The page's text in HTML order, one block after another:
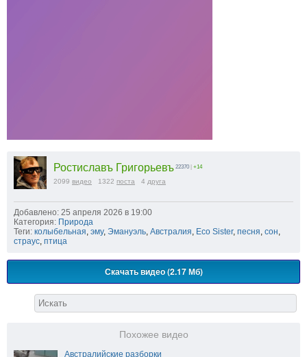
Ростиславъ Григорьевъ 22370 | +14
2099 видео 1322 поста 4 друга
Добавлено: 25 апреля 2026 в 19:00
Категория: Природа
Теги: колыбельная эму, Эмануэль Австралия Eco Sister, песня сон
страус птица
Скачать видео (2.17 Мб)
Похожее видео
Австралийские разборки